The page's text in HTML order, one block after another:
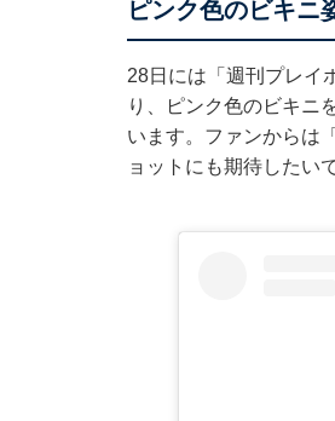
ピンク色のビキニ
28日には「週刊プレイ
り、
ピンク色のビキニ
います。ファンからは
ョットにも期待したい